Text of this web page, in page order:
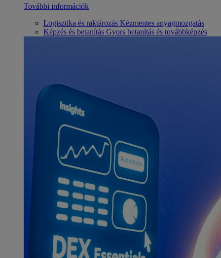
További információk
Logisztika és raktározás Kézmentes anyagmozgatás
Képzés és betanítás Gyors betanítás és továbbképzés